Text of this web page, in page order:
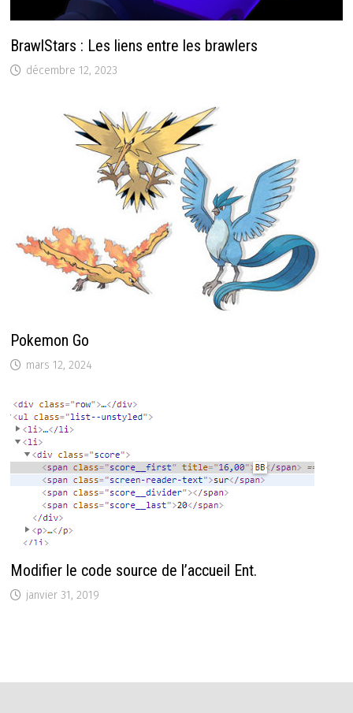
BrawlStars : Les liens entre les brawlers
décembre 12, 2023
Pokemon Go
mars 12, 2024
Modifier le code source de l’accueil Ent.
janvier 31, 2019